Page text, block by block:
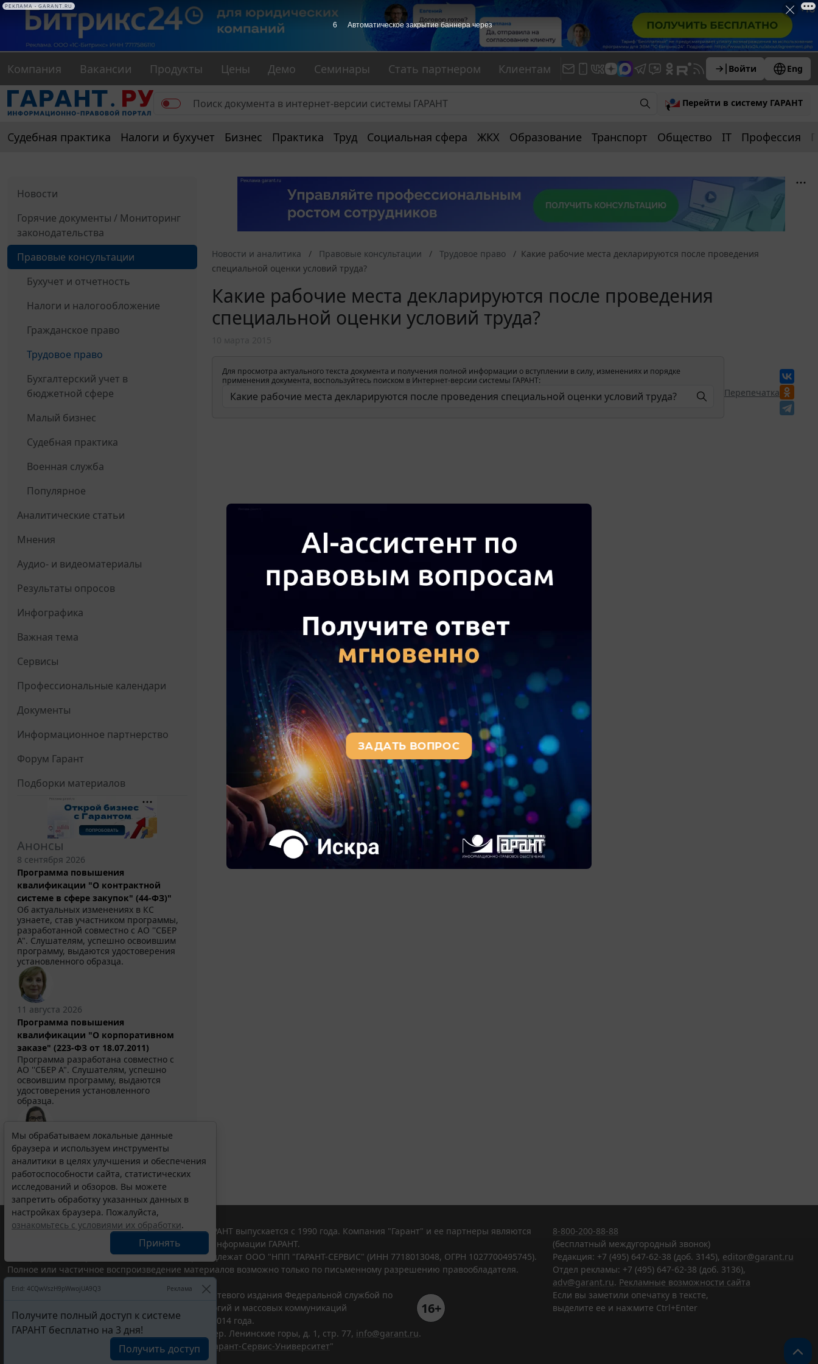
Компания Вакансии Продукты Цены Демо Семинары Стать партнером Клиентам Войти Eng
Перейти в систему ГАРАНТ
Судебная практика Налоги и бухучет Бизнес Практика Труд Социальная сфера ЖКХ Образование Транспорт Общество IT Профессия
Новости
Горячие документы / Мониторинг
законодательства
Правовые консультации
Бухучет и отчетность
Налоги и налогообложение
Гражданское право
Трудовое право
Бухгалтерский учет в
бюджетной сфере
Малый бизнес
Судебная практика
Военная служба
Популярное
Аналитические статьи
Мнения
Аудио- и видеоматериалы
Результаты опросов
Инфографика
Важная тема
Сервисы
Профессиональные календари
Документы
Информационное партнерство
Форум Гарант
Подборки материалов
Анонсы
8 сентября 2026
Программа повышения
квалификации "О контрактной
системе в сфере закупок" (44-ФЗ)"
Об актуальных изменениях в КС
узнаете, став участником программы,
разработанной совместно с АО ''СБЕР
А". Слушателям, успешно освоившим
программу, выдаются удостоверения
установленного образца.
11 августа 2026
Программа повышения
квалификации "О корпоративном
заказе" (223-ФЗ от 18.07.2011)
Программа разработана совместно с
АО ''СБЕР А". Слушателям, успешно
освоившим программу, выдаются
удостоверения установленного
образца.
Выберите тему программы повышения квалификации
для юристов ...
Новости и аналитика Правовые консультации Трудовое право
Какие рабочие места декларируются после проведения
специальной оценки условий труда?
Какие рабочие места декларируются после проведения
специальной оценки условий труда?
Для просмотра актуального текста документа и получения полной информации о вступлении в силу, изменениях и порядке
применения документа, воспользуйтесь поиском в Интернет-версии системы ГАРАНТ:
Перепечатка
Мы обрабатываем локальные данные
браузера и используем инструменты
аналитики в целях улучшения и обеспечения
работоспособности сайта, статистических
исследований и обзоров. Вы можете
запретить обработку указанных данных в
настройках браузера. Пожалуйста,
ознакомьтесь с условиями их обработки.
Принять
Erid: 4CQwVszH9pWwojUA9Q3 Реклама
Получите полный доступ к системе
ГАРАНТ бесплатно на 3 дня!
Получить доступ
© ООО "НПП "ГАРАНТ-СЕРВИС", 2026. Система ГАРАНТ выпускается с 1990 года. Компания "Гарант" и ее партнеры являются
участниками Российской ассоциации правовой информации ГАРАНТ.
Все права на материалы сайта ГАРАНТ.РУ принадлежат ООО "НПП "ГАРАНТ-СЕРВИС" (ИНН 7718013048, ОГРН 1027700495745).
Полное или частичное воспроизведение материалов возможно только по письменному разрешению правообладателя.
Портал ГАРАНТ.РУ зарегистрирован в качестве сетевого издания Федеральной службой по
надзору в сфере связи,информационных технологий и массовых коммуникаций
(Роскомнадзором), Эл № ФС77-58365 от 18 июня 2014 года.
16+
ООО "НПП "ГАРАНТ-СЕРВИС", 119234, г. Москва, тер. Ленинские горы, д. 1, стр. 77, info@garant.ru.
Разработчик ЭПС Система ГАРАНТ – ООО "НПП "
Гарант-Сервис-Университет"
8-800-200-88-88
(бесплатный междугородный звонок)
Редакция: +7 (495) 647-62-38 (доб. 3145), editor@garant.ru
Отдел рекламы: +7 (495) 647-62-38 (доб. 3136),
adv@garant.ru. Рекламные возможности сайта
Если вы заметили опечатку в тексте,
выделите ее и нажмите Ctrl+Enter
5 Автоматическое закрытие баннера через
РЕКЛАМА • GARANT.RU